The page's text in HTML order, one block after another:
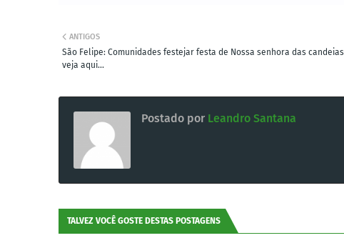
ANTIGOS
São Felipe: Comunidades festejar festa de Nossa senhora das candeias
veja aqui...
Postado por Leandro Santana
TALVEZ VOCÊ GOSTE DESTAS POSTAGENS